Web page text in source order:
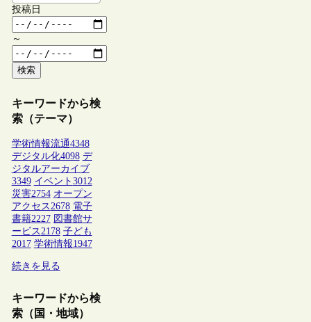
投稿日
～
検索
キーワードから検
索（テーマ）
学術情報流通4348
デジタル化4098 デ
ジタルアーカイブ
3349 イベント 3012
災害2754 オープン
アクセス2678 電子
書籍2227 図書館サ
ービス2178 子ども
2017 学術情報1947
続きを見る
キーワードから検
索（国・地域）